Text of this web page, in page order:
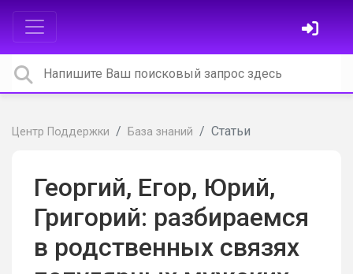
Центр Поддержки База знаний Статьи
Георгий, Егор, Юрий,
Григорий: разбираемся
в родственных связях